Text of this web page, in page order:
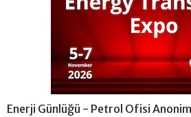
Enerji Günlüğü - Petrol Ofisi